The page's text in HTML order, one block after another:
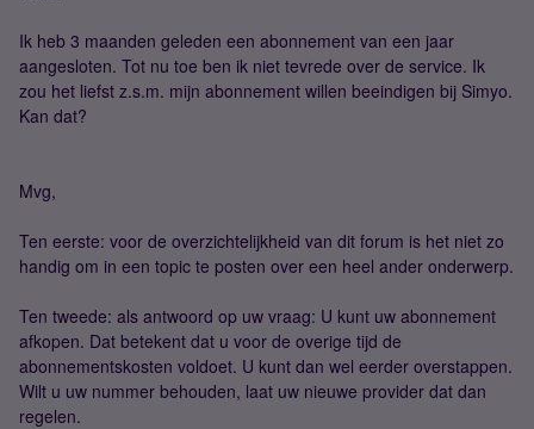
Ik heb 3 maanden geleden een abonnement van een jaar
aangesloten. Tot nu toe ben ik niet tevrede over de service. Ik
zou het liefst z.s.m. mijn abonnement willen beeindigen bij Simyo.
Kan dat?
Mvg,
Ten eerste: voor de overzichtelijkheid van dit forum is het niet zo
handig om in een topic te posten over een heel ander onderwerp.
Ten tweede: als antwoord op uw vraag: U kunt uw abonnement
afkopen. Dat betekent dat u voor de overige tijd de
abonnementskosten voldoet. U kunt dan wel eerder overstappen.
Wilt u uw nummer behouden, laat uw nieuwe provider dat dan
regelen.